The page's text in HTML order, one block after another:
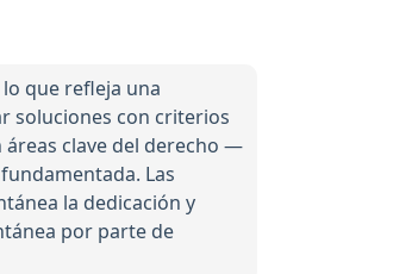
que refleja una
soluciones con criterios
áreas clave del derecho —
Las
la dedicación y
por parte de